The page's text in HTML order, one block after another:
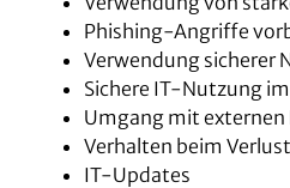
Phishing-Angriffe
Verwendung sicherer
Sichere IT-Nutzung
Umgang mit
Verhalten beim
IT-Updates